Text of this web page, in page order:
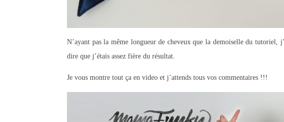
N’ayant pas la même longueur de cheveux que la demoiselle du tutoriel,
dire que j’étais assez fière du résultat.
Je vous montre tout ça en video et j’attends tous vos commentaires !!!